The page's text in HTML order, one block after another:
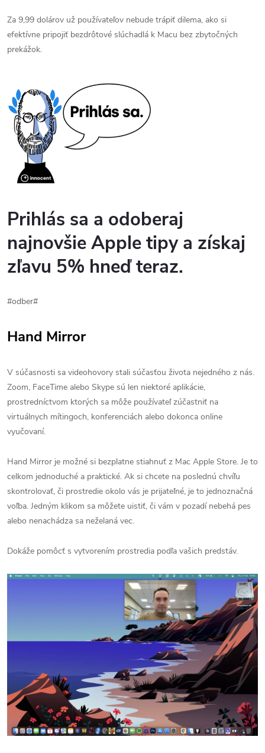
Za 9,99 dolárov už používateľov nebude trápiť dilema, ako si
efektívne pripojiť bezdrôtové slúchadlá k Macu bez zbytočných
prekážok.
Prihlás sa a odoberaj
najnovšie Apple tipy a získaj
zľavu 5% hneď teraz.
#odber#
Hand Mirror
V súčasnosti sa videohovory stali súčasťou života nejedného z nás.
Zoom, FaceTime alebo Skype sú len niektoré aplikácie,
prostredníctvom ktorých sa môže používateľ zúčastniť na
virtuálnych mítingoch, konferenciách alebo dokonca online
vyučovaní.
Hand Mirror je možné si bezplatne stiahnuť z Mac Apple Store. Je to
celkom jednoduché a praktické. Ak si chcete na poslednú chvíľu
skontrolovať, či prostredie okolo vás je prijateľné, je to jednoznačná
voľba. Jedným klikom sa môžete uistiť, či vám v pozadí nebehá pes
alebo nenachádza sa neželaná vec.
Dokáže pomôcť s vytvorením prostredia podľa vašich predstáv.